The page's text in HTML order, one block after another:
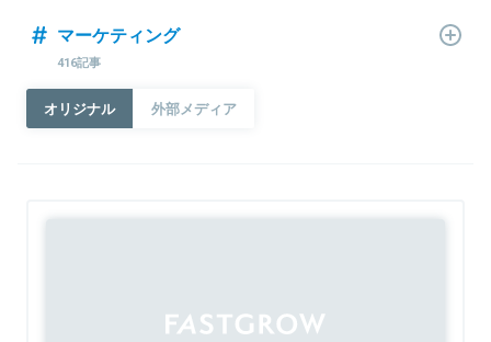
マーケティング
416記事
オリジナル 外部メディア